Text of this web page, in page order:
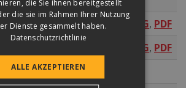
tető
DXF DWG, PDF
tető
DWG, PDF
die Sie ihnen bereitgestellt
die sie im Rahmen Ihrer Nutzung
Dienste gesammelt haben.
Datenschutzrichtlinie
ALLE AKZEPTIEREN